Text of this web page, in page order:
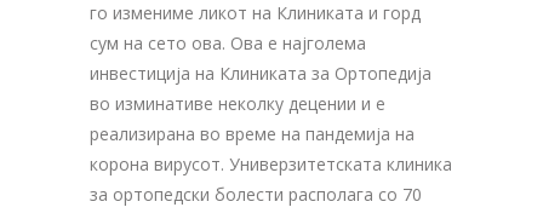
го измениме ликот на Клиниката и горд
сум на сето ова. Ова е најголема
инвестиција на Клиниката за Ортопедија
во изминативе неколку децении и е
реализирана во време на пандемија на
корона вирусот. Универзитетската клиника
за ортопедски болести располага со 70